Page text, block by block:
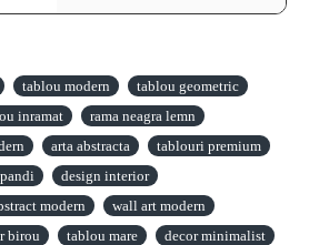
tablou modern
tablou geometric
inramat
rama neagra lemn
arta abstracta
tablouri premium
design interior
modern
wall art modern
birou tablou mare
decor minimalist